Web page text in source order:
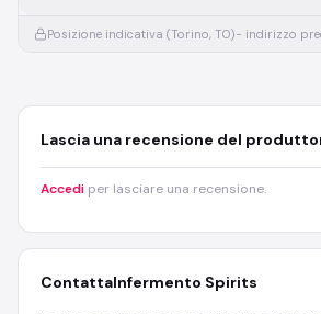
Posizione indicativa (Torino, TO)- indirizzo
Lascia una recensione del
Accedi per lasciare una recensione.
ContattaInfermento Spirits